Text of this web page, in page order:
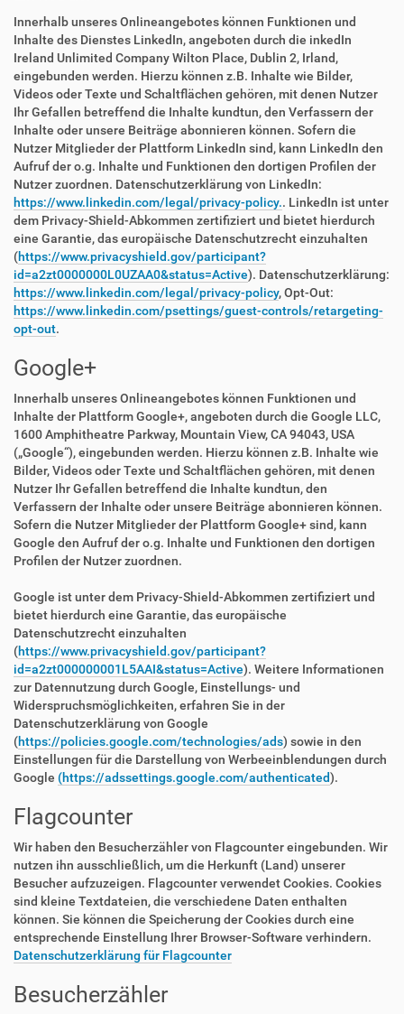
Innerhalb unseres Onlineangebotes können Funktionen und
Inhalte des Dienstes LinkedIn, angeboten durch die inkedIn
Ireland Unlimited Company Wilton Place, Dublin 2, Irland,
eingebunden werden. Hierzu können z.B. Inhalte wie Bilder,
Videos oder Texte und Schaltflächen gehören, mit denen Nutzer
Ihr Gefallen betreffend die Inhalte kundtun, den Verfassern der
Inhalte oder unsere Beiträge abonnieren können. Sofern die
Nutzer Mitglieder der Plattform LinkedIn sind, kann LinkedIn den
Aufruf der o.g. Inhalte und Funktionen den dortigen Profilen der
Nutzer zuordnen. Datenschutzerklärung von LinkedIn:
https://www.linkedin.com/legal/privacy-policy.. LinkedIn ist unter
dem Privacy-Shield-Abkommen zertifiziert und bietet hierdurch
eine Garantie, das europäische Datenschutzrecht einzuhalten
(https://www.privacyshield.gov/participant?
id=a2zt0000000L0UZAA0&status=Active). Datenschutzerklärung:
https://www.linkedin.com/legal/privacy-policy, Opt-Out:
https://www.linkedin.com/psettings/guest-controls/retargeting-
opt-out.
Google+
Innerhalb unseres Onlineangebotes können Funktionen und
Inhalte der Plattform Google+, angeboten durch die Google LLC,
1600 Amphitheatre Parkway, Mountain View, CA 94043, USA
(„Google“), eingebunden werden. Hierzu können z.B. Inhalte wie
Bilder, Videos oder Texte und Schaltflächen gehören, mit denen
Nutzer Ihr Gefallen betreffend die Inhalte kundtun, den
Verfassern der Inhalte oder unsere Beiträge abonnieren können.
Sofern die Nutzer Mitglieder der Plattform Google+ sind, kann
Google den Aufruf der o.g. Inhalte und Funktionen den dortigen
Profilen der Nutzer zuordnen.
Google ist unter dem Privacy-Shield-Abkommen zertifiziert und
bietet hierdurch eine Garantie, das europäische
Datenschutzrecht einzuhalten
(https://www.privacyshield.gov/participant?
id=a2zt000000001L5AAI&status=Active). Weitere Informationen
zur Datennutzung durch Google, Einstellungs- und
Widerspruchsmöglichkeiten, erfahren Sie in der
Datenschutzerklärung von Google
(https://policies.google.com/technologies/ads) sowie in den
Einstellungen für die Darstellung von Werbeeinblendungen durch
Google (https://adssettings.google.com/authenticated).
Flagcounter
Wir haben den Besucherzähler von Flagcounter eingebunden. Wir
nutzen ihn ausschließlich, um die Herkunft (Land) unserer
Besucher aufzuzeigen. Flagcounter verwendet Cookies. Cookies
sind kleine Textdateien, die verschiedene Daten enthalten
können. Sie können die Speicherung der Cookies durch eine
entsprechende Einstellung Ihrer Browser-Software verhindern.
Datenschutzerklärung für Flagcounter
Besucherzähler